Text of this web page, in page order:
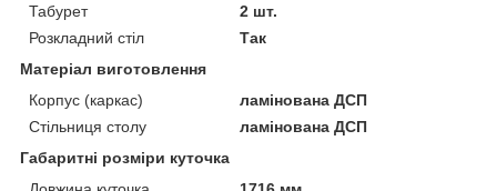
Табурет
2 шт.
Розкладний стіл
Так
Матеріал виготовлення
Корпус (каркас)
ламінована ДСП
Стільниця столу
ламінована ДСП
Габаритні розміри куточка